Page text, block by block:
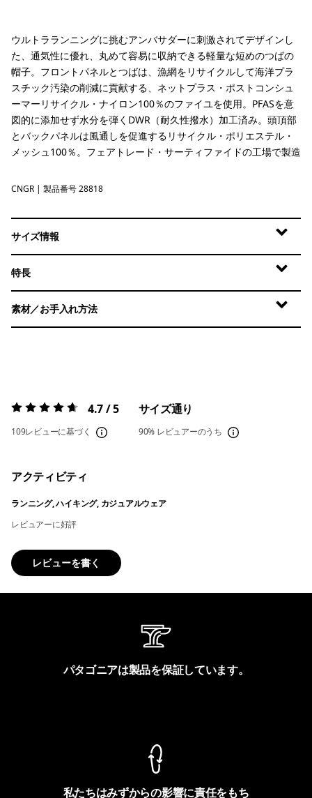
ウルトラランニングに挑むアンバサダーに刺激されてデザインし
た、通気性に優れ、丸めて容易に収納できる軽量な短めのつばの
帽子。フロントパネルとつばは、漁網をリサイクルして海洋プラ
スチック汚染の削減に貢献する、ネットプラス・ポストコンシュ
ーマーリサイクル・ナイロン100％のファイユを使用。PFASを意
図的に添加せず水分を弾くDWR（耐久性撥水）加工済み。頭頂部
とバックパネルは風通しを促進するリサイクル・ポリエステル・
メッシュ100％。フェアトレード・サーティファイドの工場で製造
Canopy Green
CNGR | 製品番号 28818
サイズ情報
特長
素材／お手入れ方法
評価:4.7 / 5 4.7 / 5
109レビューに基づく
サイズ通り
90% レビュアーのうち
アクティビティ
ランニング, ハイキング, カジュアルウェア
レビュアーに好評
レビューを書く
パタゴニアは製品を保証しています。
私たちはみずからの影響に責任をもち